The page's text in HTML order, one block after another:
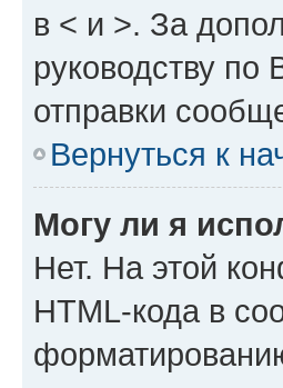
в < и >. За
руководству
отправки
Вернуться к
Могу ли я
Нет. На этой
HTML-кода в